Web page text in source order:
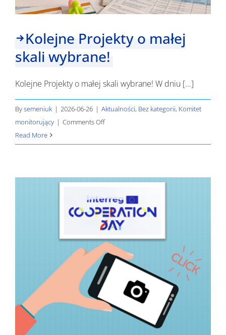
Kolejne Projekty o małej
skali wybrane!
Kolejne Projekty o małej skali wybrane! W dniu [...]
Bysemeniuk | 2026-06-26 | Aktualności, Bez kategorii, Komitet
monitorujący | Comments Offon
Projekty
wybrane!
Read More